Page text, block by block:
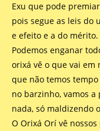
Exu que pode
pois segue as leis do
e efeito e a do mérito.
Podemos enganar
orixá vê o que vai em
que não temos
no barzinho, vamos a
nada, só maldizendo
O Orixá Orí vê